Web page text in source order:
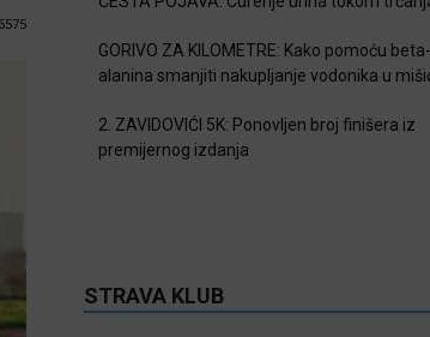
6575
GORIVO ZA KILOMETRE: Kako pomoću beta-
alanina smanjiti nakupljanje vodonika u
2. ZAVIDOVIĆI 5K: Ponovljen broj finišera iz
premijernog izdanja
STRAVA KLUB